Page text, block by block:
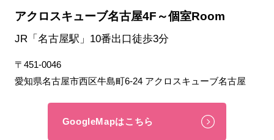
アクロスキューブ名古屋4F～個室Room
JR「名古屋駅」10番出口徒歩3分
〒451-0046
愛知県名古屋市西区牛島町6-24 アクロスキューブ名古屋
GoogleMapはこちら